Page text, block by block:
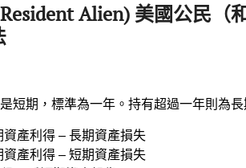
Alien) 美國公民（
短期，標準為一年。持有超過一年則為長
產利得 – 長期資產損失
產利得 – 短期資產損失